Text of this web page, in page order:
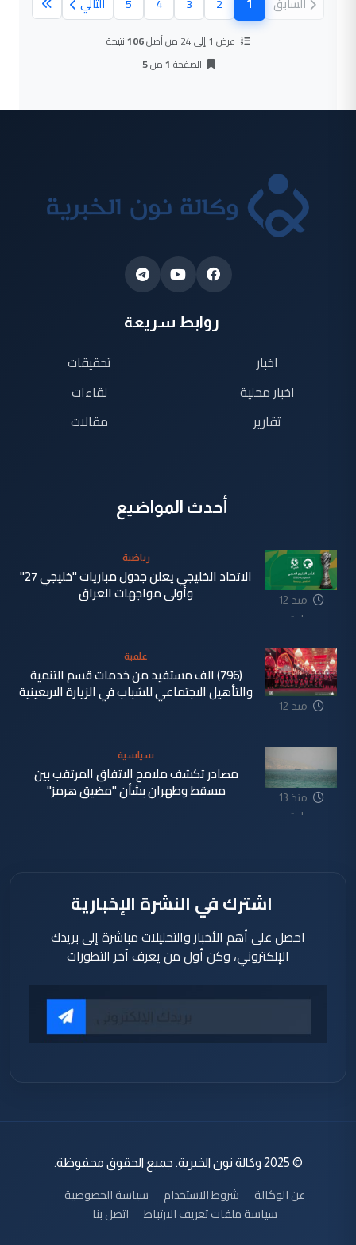
(الصفحة الحالية)
عرض 1 إلى 24 من أصل 106نتيجة
الصفحة 1من5
روابط سريعة
اخبار
اخبار محلية
تقارير
تحقيقات
لقاءات
مقالات
أحدث المواضيع
منذ 12
ساعة
رياضية
الاتحاد الخليجي يعلن جدول مباريات "خليجي 27"
وأولى مواجهات العراق
منذ 12
علمية
(796) الف مستفيد من خدمات قسم التنمية
والتأهيل الاجتماعي للشباب في الزيارة الاربعينية
منذ 13
ساعة
سياسية
مصادر تكشف ملامح الاتفاق المرتقب بين
مسقط وطهران بشأن "مضيق هرمز"
اشترك في النشرة الإخبارية
احصل على أهم الأخبار والتحليلات مباشرة إلى بريدك
الإلكتروني، وكن أول من يعرف آخر التطورات
© 2025 وكالة نون الخبرية. جميع الحقوق محفوظة.
عن الوكالة شروط الاستخدام
سياسة الخصوصية
سياسة ملفات تعريف الارتباط
اتصل بنا